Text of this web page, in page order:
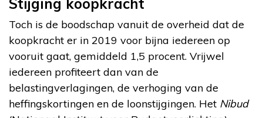
Toch is de boodschap vanuit de overheid dat de
koopkracht er in 2019 voor bijna iedereen op
vooruit gaat, gemiddeld 1,5 procent. Vrijwel
iedereen profiteert dan van de
belastingverlagingen, de verhoging van de
heffingskortingen en de loonstijgingen. Het Nibud